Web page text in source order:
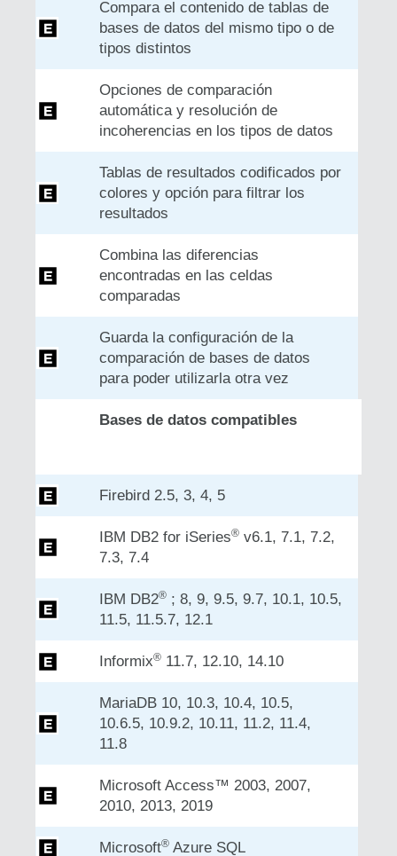
Compara el contenido de tablas de
bases de datos del mismo tipo o de
tipos distintos
Opciones de comparación
automática y resolución de
incoherencias en los tipos de datos
Tablas de resultados codificados por
colores y opción para filtrar los
resultados
Combina las diferencias
encontradas en las celdas
comparadas
Guarda la configuración de la
comparación de bases de datos
para poder utilizarla otra vez
Bases de datos compatibles
Firebird 2.5, 3, 4, 5
IBM DB2 for iSeries® v6.1, 7.1, 7.2,
7.3, 7.4
IBM DB2® ; 8, 9, 9.5, 9.7, 10.1, 10.5,
11.5, 11.5.7, 12.1
Informix® 11.7, 12.10, 14.10
MariaDB 10, 10.3, 10.4, 10.5,
10.6.5, 10.9.2, 10.11, 11.2, 11.4,
11.8
Microsoft Access™ 2003, 2007,
2010, 2013, 2019
Microsoft® Azure SQL